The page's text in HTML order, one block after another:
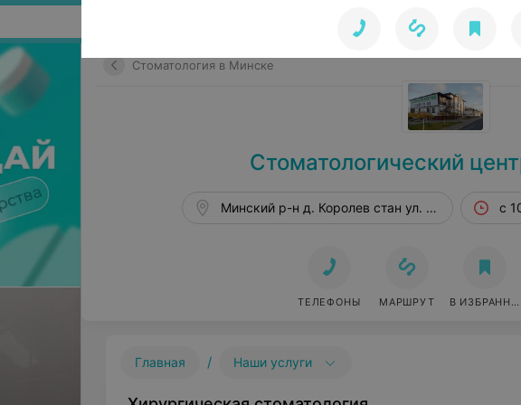
Стоматология в Минске
Стоматологический
Минский р-н д. Королев стан ул. Солнечная, 1
с
ТЕЛЕФОНЫ МАРШРУТ В ИЗБРАННОЕ
Главная / Наши услуги